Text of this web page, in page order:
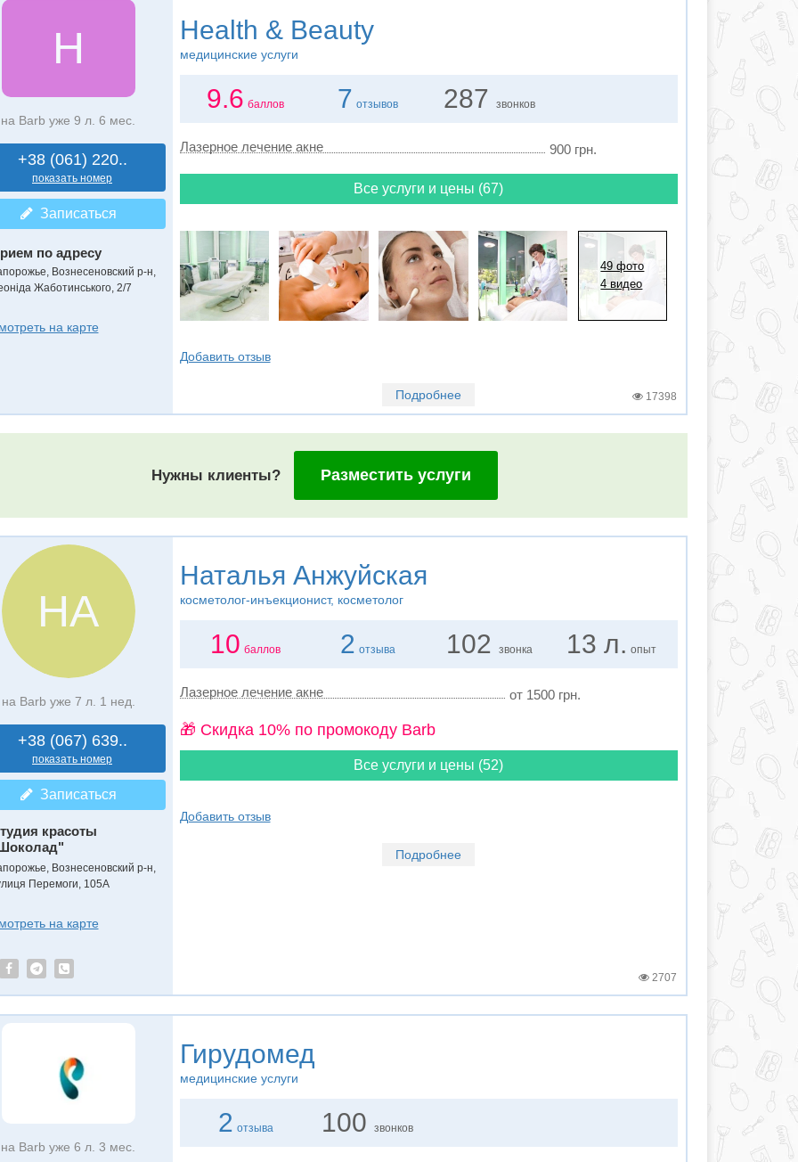
H
на Barb уже 9 л. 6 мес.
+38 (061) 220..
показать номер
Записаться
по адресу
Вознесеновский р-н,
Жаботинського, 2/7
на карте
Health & Beauty
медицинские услуги
9.6 баллов 7 отзывов 287 звонков
Лазерное лечение акне 900 грн.
Все услуги и цены (67)
49 фото
4 видео
Добавить отзыв
Подробнее 17398
Нужны клиенты? Разместить услуги
НА
на Barb уже 7 л. 1 нед.
+38 (067) 639..
показать номер
Записаться
красоты
Вознесеновский р-н,
Перемоги, 105А
на карте
Наталья Анжуйская
косметолог-инъекционист, косметолог
10 баллов 2 отзыва 102 звонка 13 л. опыт
Лазерное лечение акне от 1500 грн.
🎁 Cкидка 10% по промокоду Barb
Все услуги и цены (52)
Добавить отзыв
Подробнее
2707
на Barb уже 6 л. 3 мес.
Гирудомед
медицинские услуги
2 отзыва 100звонков